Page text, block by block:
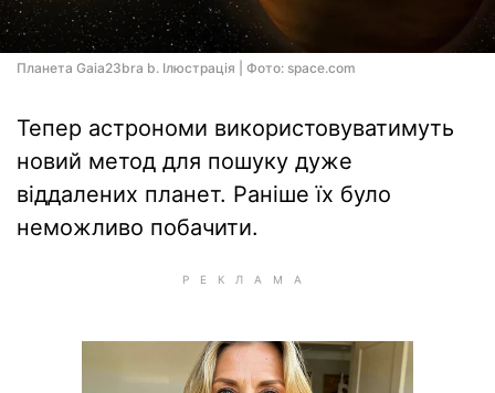
Планета Gaia23bra b. Ілюстрація | Фото: space.com
Тепер астрономи використовуватимуть
новий метод для пошуку дуже
віддалених планет. Раніше їх було
неможливо побачити.